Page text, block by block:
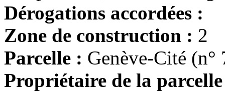
Dérogations accordées :
Zone de construction : 2
Parcelle : Genève-Cité (n°
Propriétaire de la